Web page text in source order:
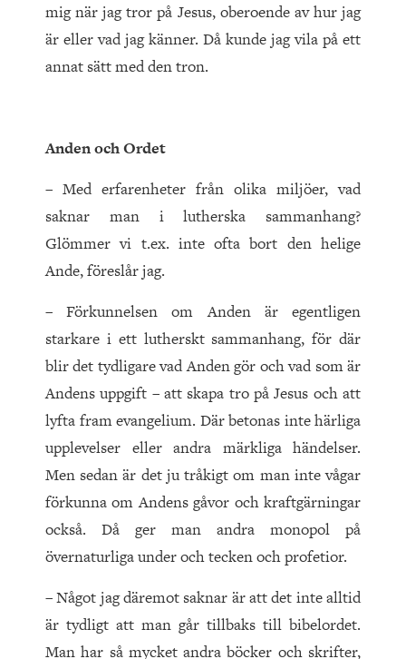
mig när jag tror på Jesus, oberoende av hur jag
är eller vad jag känner. Då kunde jag vila på ett
annat sätt med den tron.
Anden och Ordet
– Med erfarenheter från olika miljöer, vad
saknar man i lutherska sammanhang?
Glömmer vi t.ex. inte ofta bort den helige
Ande, föreslår jag.
– Förkunnelsen om Anden är egentligen
starkare i ett lutherskt sammanhang, för där
blir det tydligare vad Anden gör och vad som är
Andens uppgift – att skapa tro på Jesus och att
lyfta fram evangelium. Där betonas inte härliga
upplevelser eller andra märkliga händelser.
Men sedan är det ju tråkigt om man inte vågar
förkunna om Andens gåvor och kraftgärningar
också. Då ger man andra monopol på
övernaturliga under och tecken och profetior.
– Något jag däremot saknar är att det inte alltid
är tydligt att man går tillbaks till bibelordet.
Man har så mycket andra böcker och skrifter,